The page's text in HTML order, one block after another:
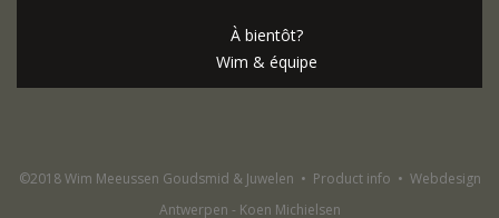
À bientôt?
Wim & équipe
©2018 Wim Meeussen Goudsmid & Juwelen • Product info • Webdesign
Antwerpen - Koen Michielsen